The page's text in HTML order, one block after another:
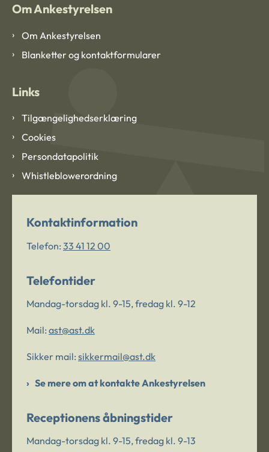
Om Ankestyrelsen
Om Ankestyrelsen
Blanketter og kontaktformularer
Links
Tilgængelighedserklæring
Cookies
Persondatapolitik
Whistleblowerordning
Kontaktinformation
Telefon: 33 41 12 00
Telefontider
Mandag-torsdag kl. 9-15, fredag kl. 9-12
Mail: ast@ast.dk
Sikker mail: sikkermail@ast.dk
Se mere om at kontakte Ankestyrelsen
Receptionens åbningstider
Mandag-torsdag kl. 9-15, fredag kl. 9-13